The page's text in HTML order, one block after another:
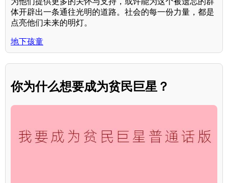
体开辟出一条通往光明的道路。社会的每一份力量，都是
点亮他们未来的明灯。
地下孩童
你为什么想要成为贫民巨星？